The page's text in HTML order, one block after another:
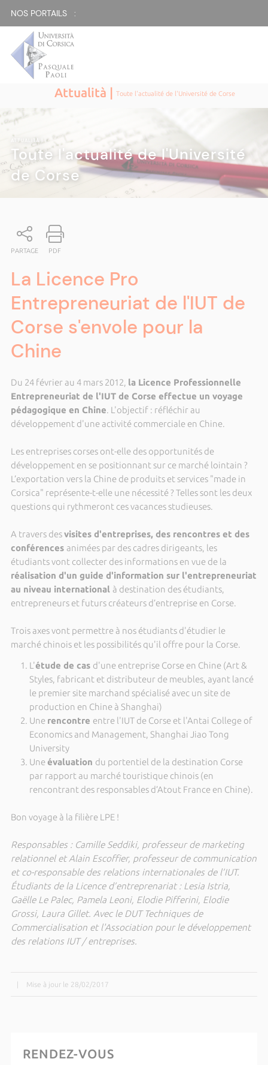
NOS PORTAILS :
Attualità |Toute l'actualité de l'Université de Corse
ATTUALITÀ|
Toute l'actualité de l'Université
de Corse
PARTAGE PDF
La Licence Pro
Entrepreneuriat de l'IUT de
Corse s'envole pour la
Chine
Du 24 février au 4 mars 2012, la Licence Professionnelle
Entrepreneuriat de l'IUT de Corse effectue un voyage
pédagogique en Chine. L'objectif : réfléchir au
développement d'une activité commerciale en Chine.
Les entreprises corses ont-elle des opportunités de
développement en se positionnant sur ce marché lointain ?
L’exportation vers la Chine de produits et services "made in
Corsica" représente-t-elle une nécessité ? Telles sont les deux
questions qui rythmeront ces vacances studieuses.
A travers desvisites d'entreprises, des rencontres et des
conférences animées par des cadres dirigeants, les
étudiants vont collecter des informations en vue de la
réalisation d'un guide d'information sur l'entrepreneuriat
au niveau international à destination des étudiants,
entrepreneurs et futurs créateurs d’entreprise en Corse.
Trois axes vont permettre à nos étudiants d'étudier le
marché chinois et les possibilités qu'il offre pour la Corse.
L'étude de cas d'une entreprise Corse en Chine (Art &
Styles, fabricant et distributeur de meubles, ayant lancé
le premier site marchand spécialisé avec un site de
production en Chine à Shanghai)
Une rencontre entre l'IUT de Corse et l'Antai College of
Economics and Management, Shanghai Jiao Tong
University
Uneévaluation du portentiel de la destination Corse
par rapport au marché touristique chinois (en
rencontrant des responsables d’Atout France en Chine).
Bon voyage à la filière LPE !
Responsables : Camille Seddiki, professeur de marketing
relationnel et Alain Escoffier, professeur de communication
et co-responsable des relations internationales de l’IUT.
Étudiants de la Licence d’entreprenariat : Lesia Istria,
Gaëlle Le Palec, Pamela Leoni, Elodie Pifferini, Elodie
Grossi, Laura Gillet. Avec le DUT Techniques de
Commercialisation et l'Association pour le développement
des relations IUT / entreprises.
Mise à jour le 28/02/2017
RENDEZ-VOUS